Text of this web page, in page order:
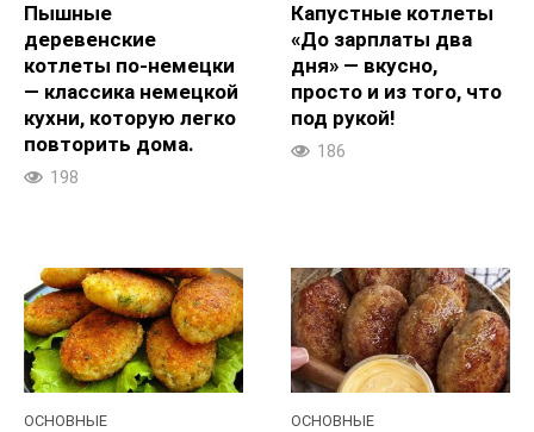
Пышные
деревенские
котлеты по-немецки
— классика немецкой
кухни, которую легко
повторить дома.
198
Капустные котлеты
«До зарплаты два
дня» — вкусно,
просто и из того, что
под рукой!
186
ОСНОВНЫЕ ОСНОВНЫЕ